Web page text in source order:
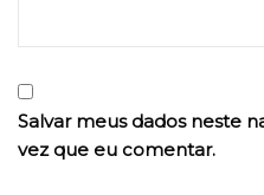
Salvar meus dados neste
vez que eu comentar.